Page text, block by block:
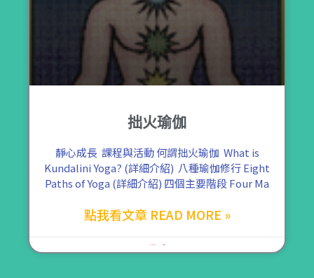
拙火瑜伽
靜心成長 課程與活動 何謂拙火瑜伽 What is
Kundalini Yoga? (詳細介紹) 八種瑜伽修行 Eight
Paths of Yoga (詳細介紹) 四個主要階段 Four Ma
點我看文章 READ MORE »